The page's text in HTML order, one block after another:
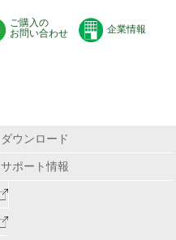
ご購入の
お問い合わせ
企業情報
ダウンロード
サポート情報